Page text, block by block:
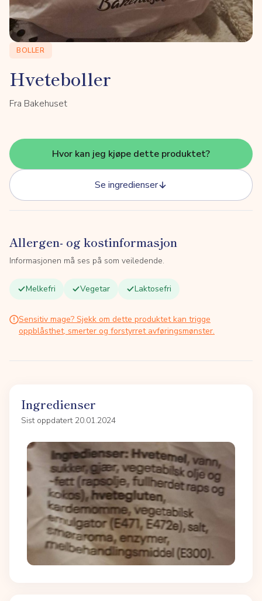
BOLLER
Hveteboller
Fra Bakehuset
Hvor kan jeg kjøpe dette produktet?
Se ingredienser
Allergen- og kostinformasjon
Informasjonen må ses på som veiledende.
Melkefri Vegetar Laktosefri
Sensitiv mage? Sjekk om dette produktet kan trigge
oppblåsthet, smerter og forstyrret avføringsmønster.
Ingredienser
Sist oppdatert 20.01.2024